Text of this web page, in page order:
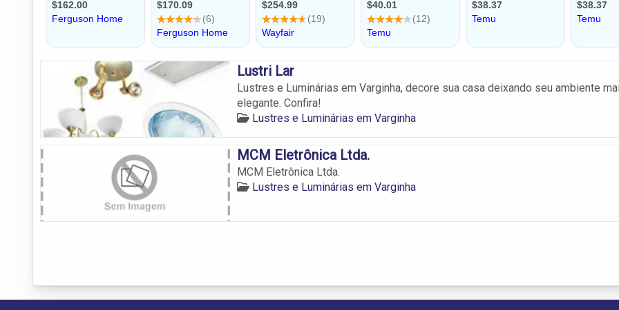
Lustri Lar
Lustres e Luminárias em Varginha, decore sua casa deixando seu ambiente
elegante. Confira!
Lustres e Luminárias em Varginha
MCM Eletrônica Ltda.
MCM Eletrônica Ltda.
Lustres e Luminárias em Varginha